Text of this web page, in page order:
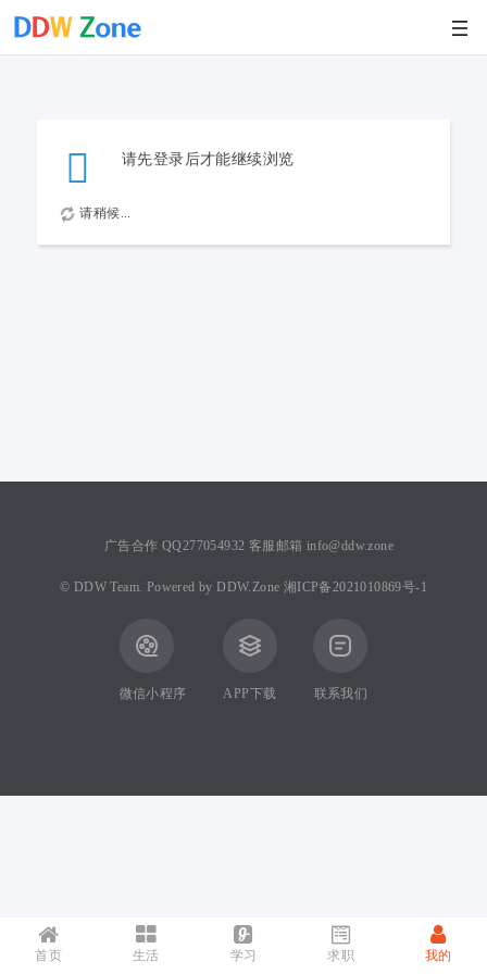
请先登录后才能继续浏览
请稍候...
首页 生活 学习 求职 我的
广告合作 QQ277054932 客服邮箱 info@ddw.zone
© DDW Team. Powered byDDW.Zone 湘ICP备2021010869号-1
微信小程序 APP下载 联系我们